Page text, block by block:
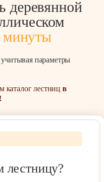
деревянной
минуты
параметры
каталог лестниц в
лестницу?